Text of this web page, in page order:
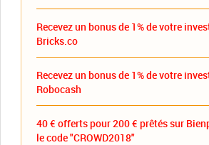
Recevez un bonus de 1% de votre
Bricks.co
Recevez un bonus de 1% de votre
Robocash
40 € offerts pour 200 € prêtés sur
le code "CROWD2018"